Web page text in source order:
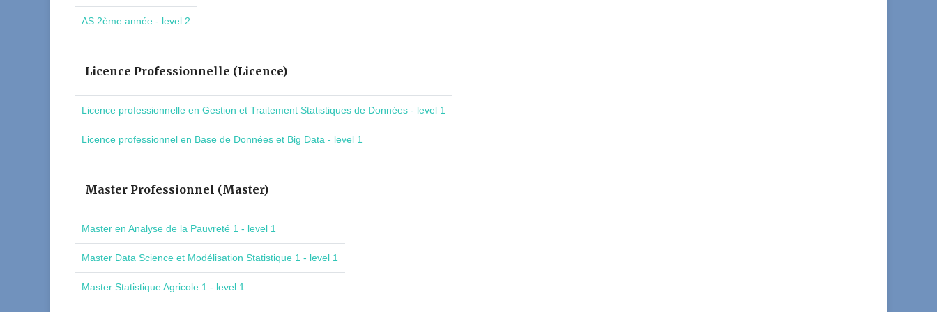
AS 2ème année - level 2
Licence Professionnelle (Licence)
Licence professionnelle en Gestion et Traitement Statistiques de Données - level 1
Licence professionnel en Base de Données et Big Data - level 1
Master Professionnel (Master)
Master en Analyse de la Pauvreté 1 - level 1
Master Data Science et Modélisation Statistique 1 - level 1
Master Statistique Agricole 1 - level 1